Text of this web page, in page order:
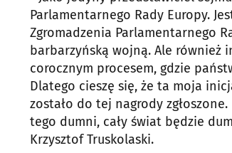
Parlamentarnego Rady Europy.
Zgromadzenia Parlamentarnego
barbarzyńską wojną. Ale również
corocznym procesem, gdzie
Dlatego cieszę się, że ta moja
zostało do tej nagrody
tego dumni, cały świat będzie
Krzysztof Truskolaski.